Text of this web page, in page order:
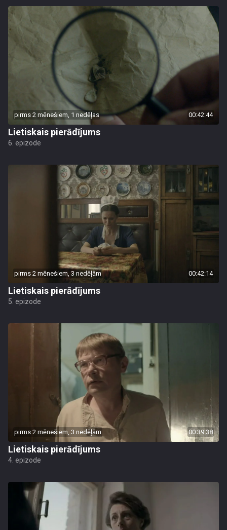
pirms 2 mēnešiem, 1 nedēļas 00:42:44
Lietiskais pierādījums
6. epizode
pirms 2 mēnešiem, 3 nedēļām 00:42:14
Lietiskais pierādījums
5. epizode
pirms 2 mēnešiem, 3 nedēļām 00:39:38
Lietiskais pierādījums
4. epizode